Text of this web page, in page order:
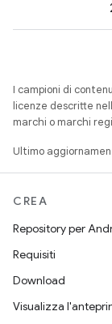
I campioni di
licenze descritte
marchi o marchi
Ultimo
CREA
Repository per
Requisiti
Download
Visualizza